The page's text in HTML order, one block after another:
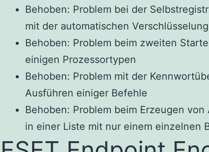
Behoben: Problem bei der
mit der automatischen Verschlüsselung
Behoben: Problem beim zweiten
einigen Prozessortypen
Behoben: Problem mit der
Ausführen einiger Befehle
Behoben: Problem beim Erzeugen
in einer Liste mit nur einem einzelnen